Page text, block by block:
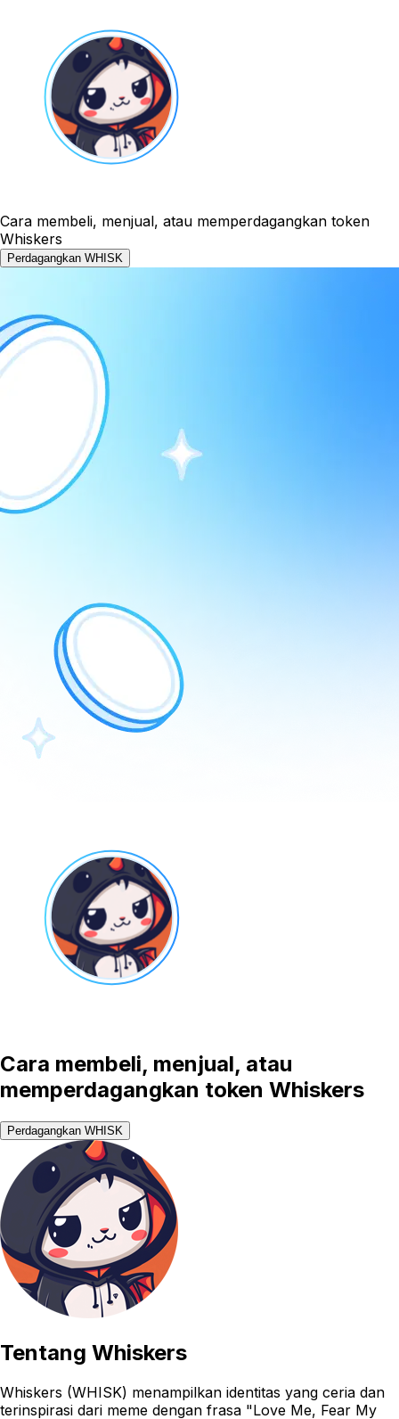
Cara membeli, menjual, atau memperdagangkan token
Whiskers
Perdagangkan WHISK
Cara membeli, menjual, atau
memperdagangkan token Whiskers
Perdagangkan WHISK
Tentang Whiskers
Whiskers (WHISK) menampilkan identitas yang ceria dan
terinspirasi dari meme dengan frasa "Love Me, Fear My